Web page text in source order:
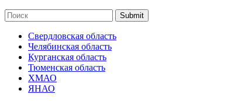
Submit
Свердловская область
Челябинская область
Курганская область
Тюменская область
ХМАО
ЯНАО